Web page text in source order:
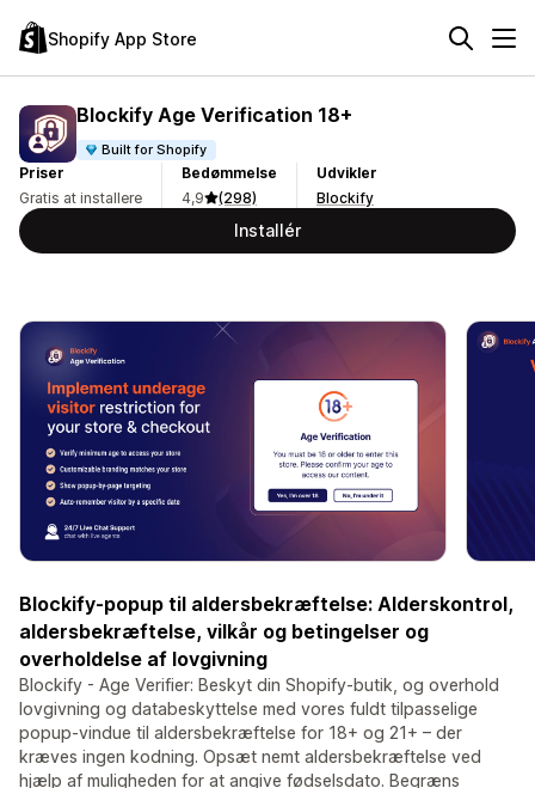
Shopify App Store
Blockify Age Verification 18+
Built for Shopify
Priser
Gratis at installere
Bedømmelse
4,9
(298)
Udvikler
Blockify
Installér
Blockify-popup til aldersbekræftelse: Alderskontrol,
aldersbekræftelse, vilkår og betingelser og
overholdelse af lovgivning
Blockify - Age Verifier: Beskyt din Shopify-butik, og overhold
lovgivning og databeskyttelse med vores fuldt tilpasselige
popup-vindue til aldersbekræftelse for 18+ og 21+ – der
kræves ingen kodning. Opsæt nemt aldersbekræftelse ved
hjælp af muligheden for at angive fødselsdato. Begræns